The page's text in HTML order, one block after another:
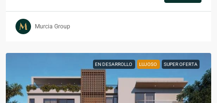
Murcia Group
EN DESARROLLO LUJOSO SUPER OFERTA